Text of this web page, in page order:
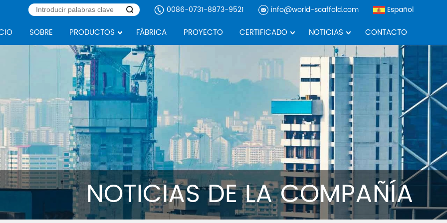
0086-0731-8873-9521 info@world-scaffold.com Español
SOBRE PRODUCTOS FÁBRICA PROYECTO CERTIFICADO NOTICIAS CONTACTO
NOTICIAS DE LA COMPAÑÍA